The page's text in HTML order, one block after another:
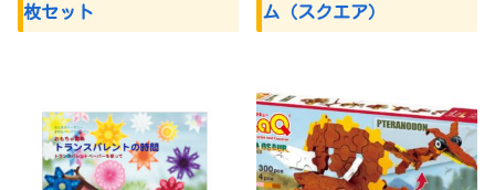
枚セット
ム（スクエア）